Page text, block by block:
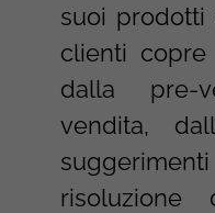
suoi prodotti
clienti
dalla pre-
vendita,